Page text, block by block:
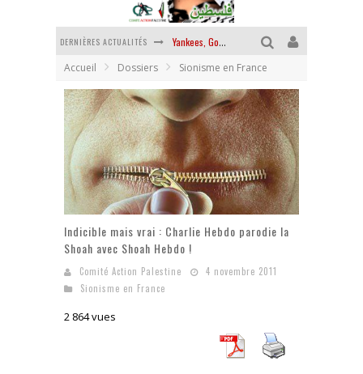
DERNIÈRES ACTUALITÉS Yankees, Go home !
Chantage terroriste
La révolution ou rien
Des accords de paix sans le peuple et contre le peuple
La guerre sioniste, la guerre démographique
La banalité du mal colonial
Accueil Dossiers Sionisme en France
Indicible mais vrai : Charlie Hebdo parodie la
Shoah avec Shoah Hebdo !
Comité Action Palestine
4 novembre 2011
Sionisme en France
2 864 vues